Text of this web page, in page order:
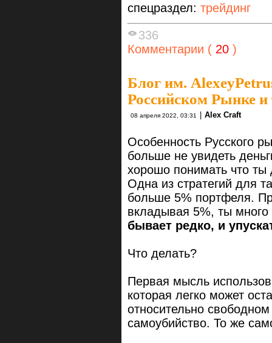
спецраздел: трейдинг
336
Комментарии ( 20 )
Блог им.
Российском Рынке и
08 апреля 2022, 03:31 | Alex Craft
Особенность Русского
больше не увидеть
хорошо понимать что ты
Одна из стратегий для
больше 5% портфеля.
вкладывая 5%, ты
бывает редко, и
Что делать?
Первая мысль
которая легко может
относительно
самоубийство. То же